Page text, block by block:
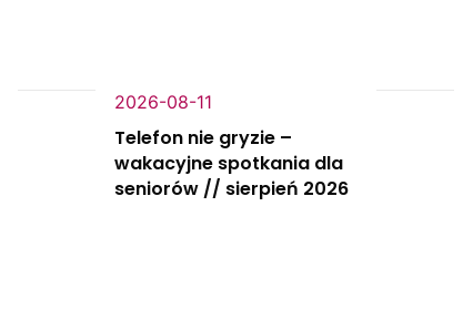
2026-08-11
Telefon nie gryzie –
wakacyjne spotkania dla
seniorów // sierpień 2026